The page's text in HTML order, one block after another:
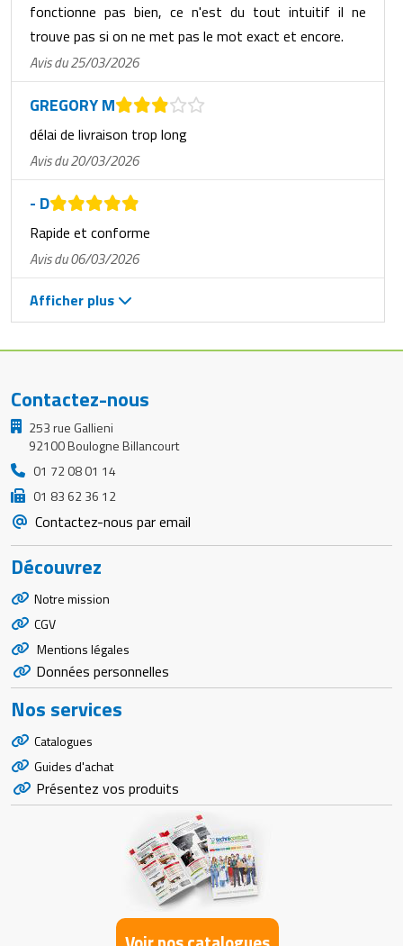
fonctionne pas bien, ce n'est du tout intuitif il ne
trouve pas si on ne met pas le mot exact et encore.
Avis du 25/03/2026
GREGORY M
délai de livraison trop long
Avis du 20/03/2026
- D
Rapide et conforme
Avis du 06/03/2026
Afficher plus
Contactez-nous
253 rue Gallieni
92100 Boulogne Billancourt
01 72 08 01 14
01 83 62 36 12
Contactez-nous par email
Découvrez
Notre mission
CGV
Mentions légales
Données personnelles
Nos services
Catalogues
Guides d'achat
Présentez vos produits